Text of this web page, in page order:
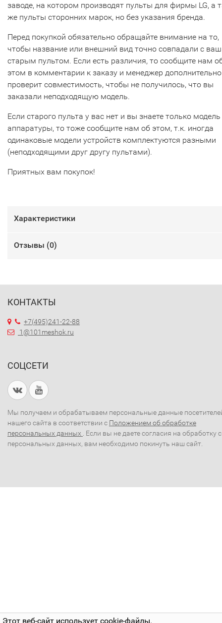
Этот веб-сайт использует cookie-файлы.
заводе, на котором производят пульты для фирмы LG, а
же пульты сторонних марок, но без указания бренда.
Перед покупкой обязательно обращайте внимание на то,
чтобы название или внешний вид точно совпадали с
старым пультом. Если есть различия, то сообщите нам
этом в комментарии к заказу и менеджер дополнительно
проверит совместимость, чтобы не получилось, что вы
заказали неподходящую модель.
Если старого пульта у вас нет и вы знаете только модель
аппаратуры, то тоже сообщите нам об этом, т.к. иногда
одинаковые модели устройств комплектуются разными
(неподходящими друг другу пультами).
Приятных вам покупок!
Характеристики
Отзывы (0)
КОНТАКТЫ
+7(495)241-22-88
1@101meshok.ru
СОЦСЕТИ
Мы получаем и обрабатываем персональные данные
нашего сайта в соответствии с Положением об обработке
персональных данных . Если вы не даете согласия на обработку
персональных данных, вам необходимо покинуть наш сайт.